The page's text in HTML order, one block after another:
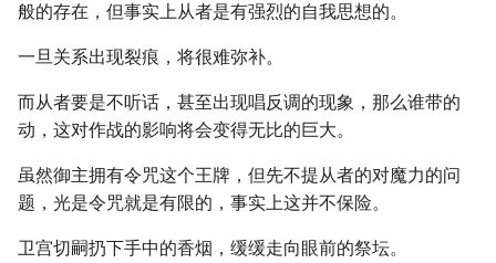
般的存在，但事实上从者是有强烈的自我思想的。
一旦关系出现裂痕，将很难弥补。
而从者要是不听话，甚至出现唱反调的现象，那么谁带的
动，这对作战的影响将会变得无比的巨大。
虽然御主拥有令咒这个王牌，但先不提从者的对魔力的问
题，光是令咒就是有限的，事实上这并不保险。
卫宫切嗣扔下手中的香烟，缓缓走向眼前的祭坛。